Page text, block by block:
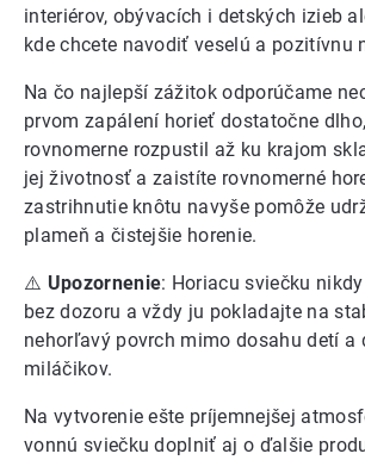
interiérov, obývacích i detských izieb
kde chcete navodiť veselú a pozitívnu
Na čo najlepší zážitok odporúčame
prvom zapálení horieť dostatočne
rovnomerne rozpustil až ku krajom
jej životnosť a zaistíte rovnomerné
zastrihnutie knôtu navyše pomôže
plameň a čistejšie horenie.
⚠️ Upozornenie: Horiacu sviečku
bez dozoru a vždy ju pokladajte na
nehorľavý povrch mimo dosahu detí a
miláčikov.
Na vytvorenie ešte príjemnejšej
vonnú sviečku doplniť aj o ďalšie